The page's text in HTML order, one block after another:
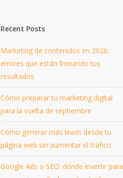
Recent Posts
Marketing de contenidos en 2026:
errores que están frenando tus
resultados
Cómo preparar tu marketing digital
para la vuelta de septiembre
Cómo generar más leads desde tu
página web sin aumentar el tráfico
Google Ads o SEO: dónde invertir para